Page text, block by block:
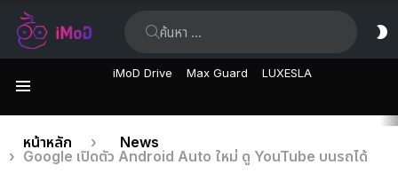
iMoD Drive Max Guard LUXESLA
เรื่อง
ล่าสุด
คุณอยู่ที่นี่:
หน้าหลัก
News
Google เปิดตัว Android Auto ใหม่ ดู YouTube บนรถได้